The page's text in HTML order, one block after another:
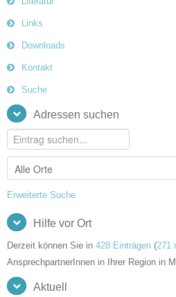
Links
Downloads
Kontakt
Suche
Adressen suchen
Erweiterte Suche
Hilfe vor Ort
Derzeit können Sie in 428 Einträgen (271
AnsprechpartnerInnen in Ihrer Region in
Aktuell